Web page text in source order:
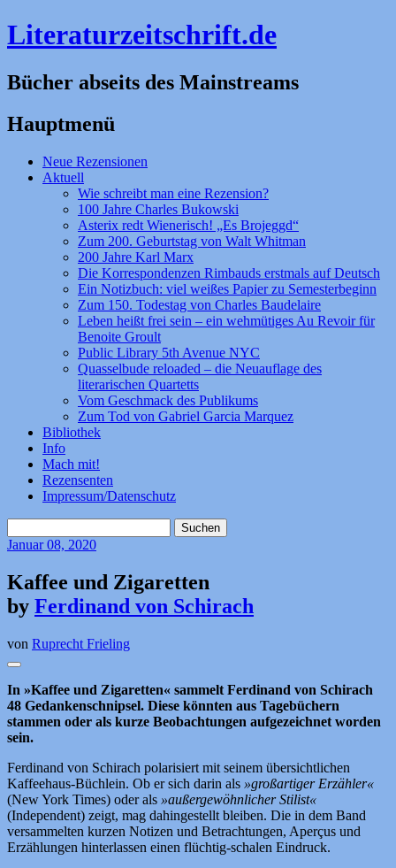
Literaturzeitschrift.de
Bücher abseits des Mainstreams
Hauptmenü
Zum
Inhalt
Neue Rezensionen
Aktuell
Wie schreibt man eine Rezension?
100 Jahre Charles Bukowski
Asterix redt Wienerisch! „Es Brojeggd“
Zum 200. Geburtstag von Walt Whitman
200 Jahre Karl Marx
Die Korrespondenzen Rimbauds erstmals auf Deutsch
Ein Notizbuch: viel weißes Papier zu Semesterbeginn
Zum 150. Todestag von Charles Baudelaire
Leben heißt frei sein – ein wehmütiges Au Revoir für
Benoite Groult
Public Library 5th Avenue NYC
Quasselbude reloaded – die Neuauflage des
literarischen Quartetts
Vom Geschmack des Publikums
Zum Tod von Gabriel Garcia Marquez
Bibliothek
Info
Mach mit!
Rezensenten
Impressum/Datenschutz
nach:
Januar08, 2020
Kaffee und Zigaretten
by Ferdinand von Schirach
von Ruprecht Frieling
In »Kaffee und Zigaretten« sammelt Ferdinand von Schirach
48 Gedankenschnipsel. Diese könnten aus Tagebüchern
stammen oder als kurze Beobachtungen aufgezeichnet worden
sein.
Ferdinand von Schirach polarisiert mit seinem übersichtlichen
Kaffeehaus-Büchlein. Ob er sich darin als »großartiger Erzähler«
(New York Times) oder als »außergewöhnlicher Stilist«
(Independent) zeigt, mag dahingestellt bleiben. Die in dem Band
versammelten kurzen Notizen und Betrachtungen, Aperçus und
Erzählungen hinterlassen einen flüchtig-schalen Eindruck.